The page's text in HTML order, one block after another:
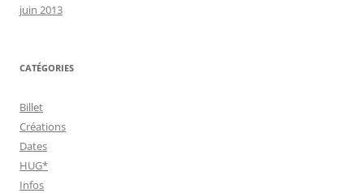
juin 2013
CATÉGORIES
Billet
Créations
Dates
HUG*
Infos